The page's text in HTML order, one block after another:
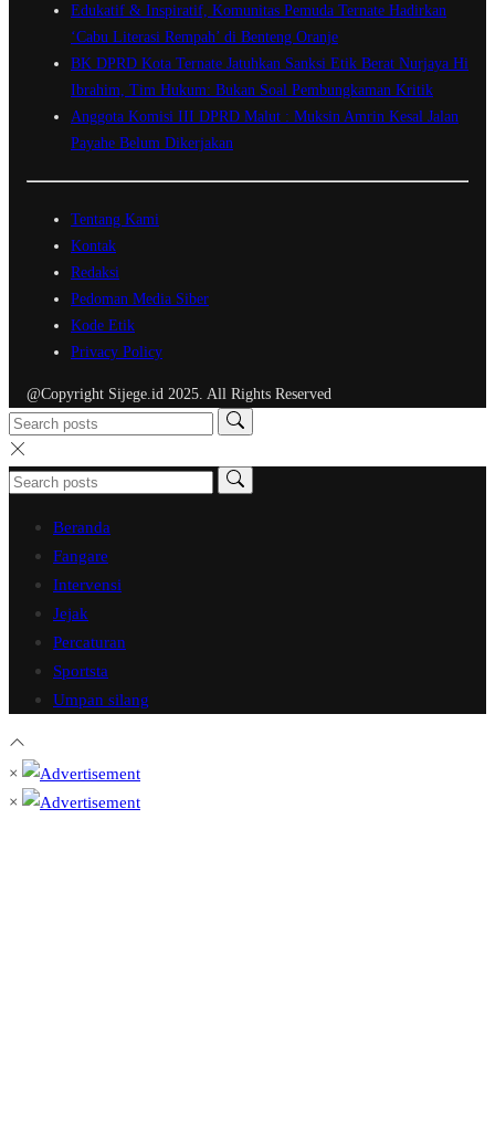
Edukatif & Inspiratif, Komunitas Pemuda Ternate Hadirkan
‘Cabu Literasi Rempah’ di Benteng Oranje
BK DPRD Kota Ternate Jatuhkan Sanksi Etik Berat Nurjaya Hi
Ibrahim, Tim Hukum: Bukan Soal Pembungkaman Kritik
Anggota Komisi III DPRD Malut : Muksin Amrin Kesal Jalan
Payahe Belum Dikerjakan
Tentang Kami
Kontak
Redaksi
Pedoman Media Siber
Kode Etik
Privacy Policy
@Copyright Sijege.id 2025. All Rights Reserved
Beranda
Fangare
Intervensi
Jejak
Percaturan
Sportsta
Umpan silang
×
×